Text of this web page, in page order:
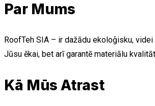
Par Mums
RoofTeh SIA – ir dažādu ekoloģisku,
Jūsu ēkai, bet arī garantē materiālu
Kā Mūs Atrast